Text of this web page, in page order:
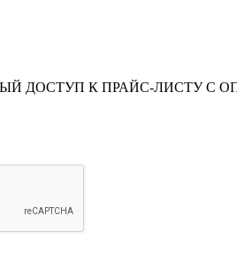
ДОСТУП К ПРАЙС-ЛИСТУ С